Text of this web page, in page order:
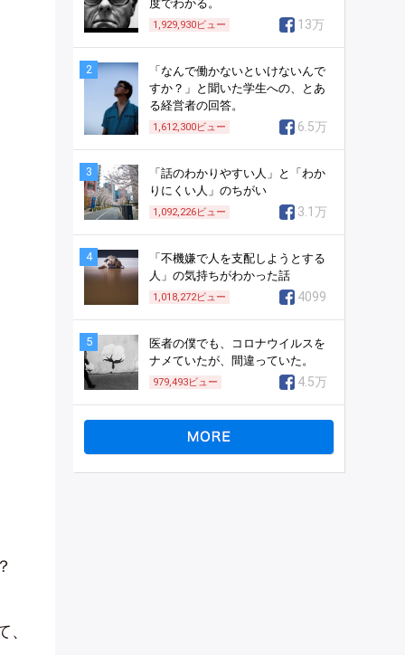
度でわかる。
1,929,930ビュー 13万
2
「なんで働かないといけないんで
すか？」と聞いた学生への、とあ
る経営者の回答。
1,612,300ビュー 6.5万
3
「話のわかりやすい人」と「わか
りにくい人」のちがい
1,092,226ビュー 3.1万
4
「不機嫌で人を支配しようとする
人」の気持ちがわかった話
1,018,272ビュー 4099
5
医者の僕でも、コロナウイルスを
ナメていたが、間違っていた。
979,493ビュー 4.5万